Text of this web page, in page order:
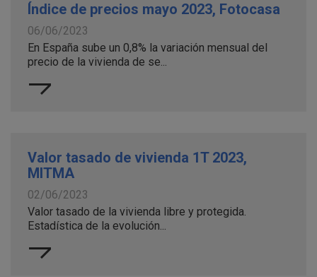
Índice de precios mayo 2023, Fotocasa
06/06/2023
En España sube un 0,8% la variación mensual del
precio de la vivienda de se...
Valor tasado de vivienda 1T 2023,
MITMA
02/06/2023
Valor tasado de la vivienda libre y protegida.
Estadística de la evolución...